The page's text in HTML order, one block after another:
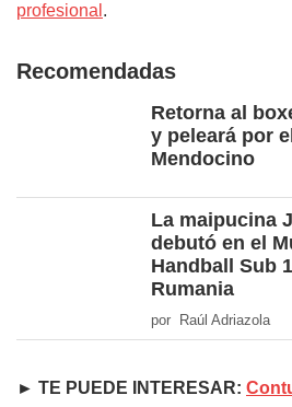
profesional .
Recomendadas
Retorna al
y peleará por
Mendocino
La maipucina
debutó en el
Handball Sub
Rumania
por Raúl Adriazola
► TE PUEDE INTERESAR: